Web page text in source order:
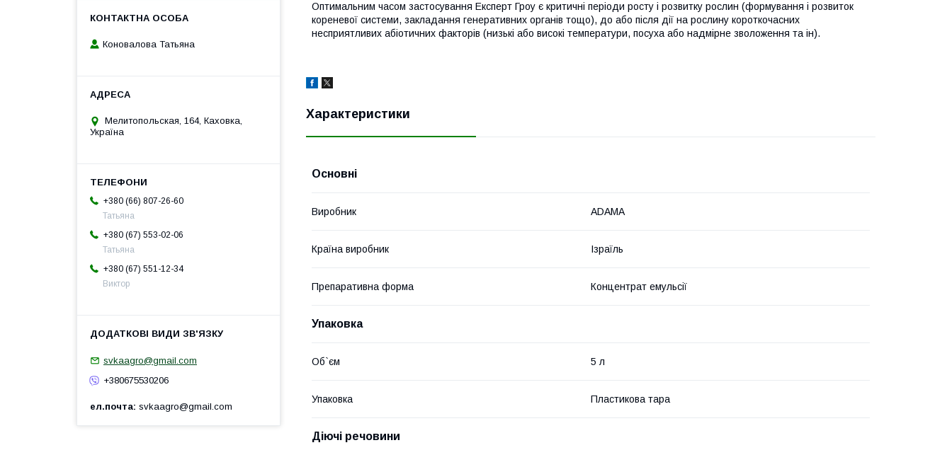
Оптимальним часом застосування Експерт Гроу є критичні періоди росту і розвитку рослин (формування і розвиток
кореневої системи, закладання генеративних органів тощо), до або після дії на рослину короткочасних
несприятливих абіотичних факторів (низькі або високі температури, посуха або надмірне зволоження та ін).
Характеристики
Основні
Виробник ADAMA
Країна виробник Ізраїль
Препаративна форма Концентрат емульсії
Упаковка
Об`єм 5 л
Упаковка Пластикова тара
Діючі речовини
Коновалова Татьяна
Мелитопольская, 164, Каховка,
Україна
+380 (66) 807-26-60
Татьяна
+380 (67) 553-02-06
Татьяна
+380 (67) 551-12-34
Виктор
svkaagro@gmail.com
+380675530206
ел.почта svkaagro@gmail.com